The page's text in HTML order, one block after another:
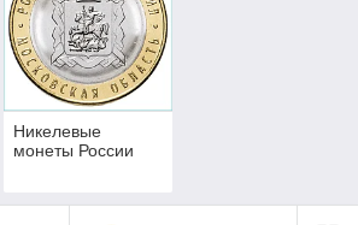
Никелевые
монеты России